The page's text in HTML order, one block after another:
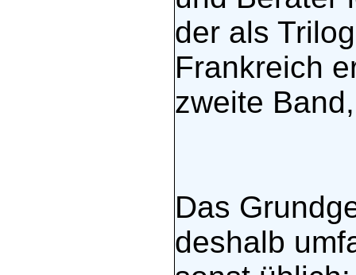
der als
Frankreich
zweite
Das
deshalb